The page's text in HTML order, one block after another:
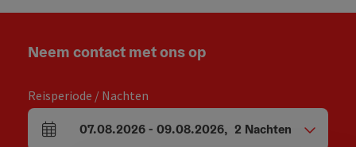
Neem contact met ons op
Reisperiode / Nachten
Velden voor aankomst en vertrek
07.08.2026- 09.08.2026, 2 Nachten